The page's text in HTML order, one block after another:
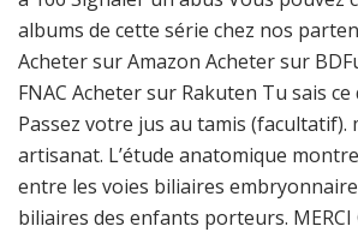
albums de cette série chez nos
Acheter sur Amazon Acheter sur
FNAC Acheter sur Rakuten Tu sais ce
Passez votre jus au tamis (facultatif).
artisanat. L’étude anatomique
entre les voies biliaires
biliaires des enfants porteurs. MERCI